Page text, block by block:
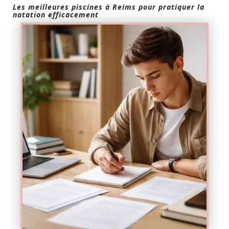
Les meilleures piscines à Reims pour pratiquer la
natation efficacement